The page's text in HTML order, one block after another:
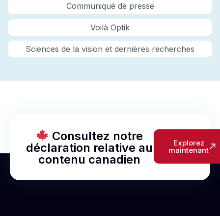
Communiqué de presse
Voilà Optik
Sciences de la vision et dernières recherches
Consultez notre
déclaration relative au
contenu canadien
Explorez
maintenant